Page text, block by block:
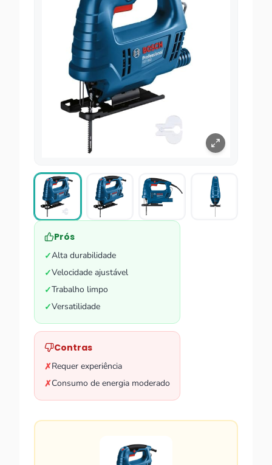
Prós
✓Alta durabilidade
✓Velocidade ajustável
✓Trabalho limpo
✓Versatilidade
Contras
✗Requer experiência
✗Consumo de energia moderado